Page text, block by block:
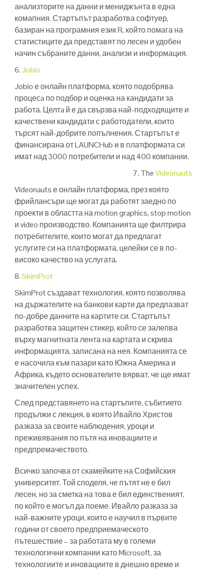
анализторите на данни и мениджънта в една
комапния. Стартъпът разработва софтуер,
базиран на програмния език R, който помага на
статистиците да представят по лесен и удобен
начин събраните данни, анализи и информация.
6.Jobio
Jobio е онлайн платформа, която подобрява
процесa по подбор и оценка на кандидати за
работа. Целтa й е да свързва най-подходящите и
качествени кандидати с работодатели, които
търсят най-добрите попълнения. Стартъпът е
финансирана от LAUNCHub и в платформата си
имат над 3000 потребители и над 400 компании.
7. TheVideonauts
Videonauts е онлайн платформа, през която
фрийлансъри ще могат да работят заедно по
проекти в областта на motion graphics, stop motion
и video производство. Компанията ще филтрира
потребителите, които могат да предлагат
услугите си на платформата, целейки се в по-
високо качество на услугата.
8.SkimProt
SkimProt създават технология, която позволява
на държателите на банкови карти да предпазват
по-добре данните на картите си. Стартъпът
разработва защитен стикер, който се залепва
върху магнитната лента на картата и скрива
информацията, записана на нея. Компанията се
е насочила към пазари като Южна Америка и
Африка, където основателите вярват, че ще имат
значителен успех.
След представянето на стартъпите, събитието
продължи с лекция, в която Ивайло Христов
разказа за своите наблюдения, уроци и
преживявания по пътя на иновациите и
предпремачеството.
Всичко започва от скамейките на Софийския
университет. Той споделя, че пътят не е бил
лесен, но за сметка на това е бил единственият,
по който е могъл да поеме. Ивайло разказа за
най-важните уроци, които е научил в първите
години от своето предприемаческото
пътешествие – за работата му в големи
технологични компании като Microsoft, за
технологиите и иновациите в днешно време и